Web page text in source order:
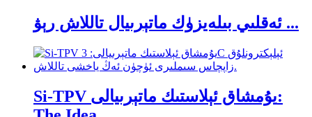
ئەقلىي بىلەيزۈك ماتېرىيال تاللاش رېۋ ...
Si-TPV يۇمشاق ئېلاستىك ماتېرىيالى: